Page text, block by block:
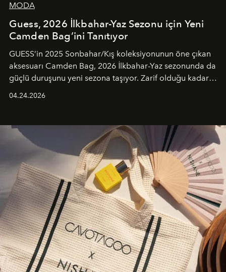
MODA
Guess, 2026 İlkbahar-Yaz Sezonu için Yeni
Camden Bag’ini Tanıtıyor
GUESS’in 2025 Sonbahar/Kış koleksiyonunun öne çıkan
aksesuarı Camden Bag, 2026 İlkbahar-Yaz sezonunda da
güçlü duruşunu yeni sezona taşıyor. Zarif olduğu kadar
04.24.2026